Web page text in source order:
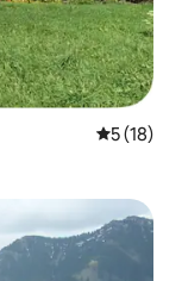
平均评分
5 (18)